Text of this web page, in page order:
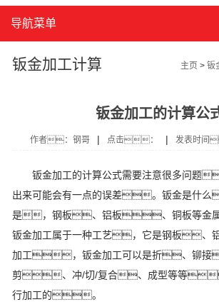
导航菜单
钣金加工计算 主页 > 钣
钣金加工的计算公
作者：钢哥 | 点击： | 发表时间
钣金加工的计算公式需要注意很多问题
出来可能会有一点的误差。钣金是什么
是，钢板、铝板、铜板等金
钣金加工属于一种工艺，它是钢板
加工，钣金加工可以是折、铆
剪、冲/切/复合、成型等等
行加工的。